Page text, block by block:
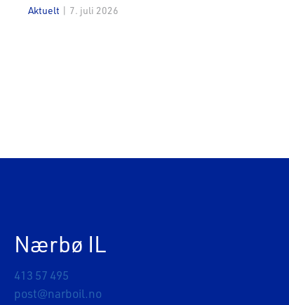
Aktuelt | 7. juli 2026
Nærbø IL
413 57 495
post@narboil.no